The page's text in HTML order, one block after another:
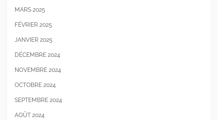
MARS 2025
FÉVRIER 2025
JANVIER 2025
DÉCEMBRE 2024
NOVEMBRE 2024
OCTOBRE 2024
SEPTEMBRE 2024
AOÛT 2024